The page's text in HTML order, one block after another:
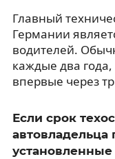
Главный
Германии
водителей.
каждые два
впервые через
Если срок